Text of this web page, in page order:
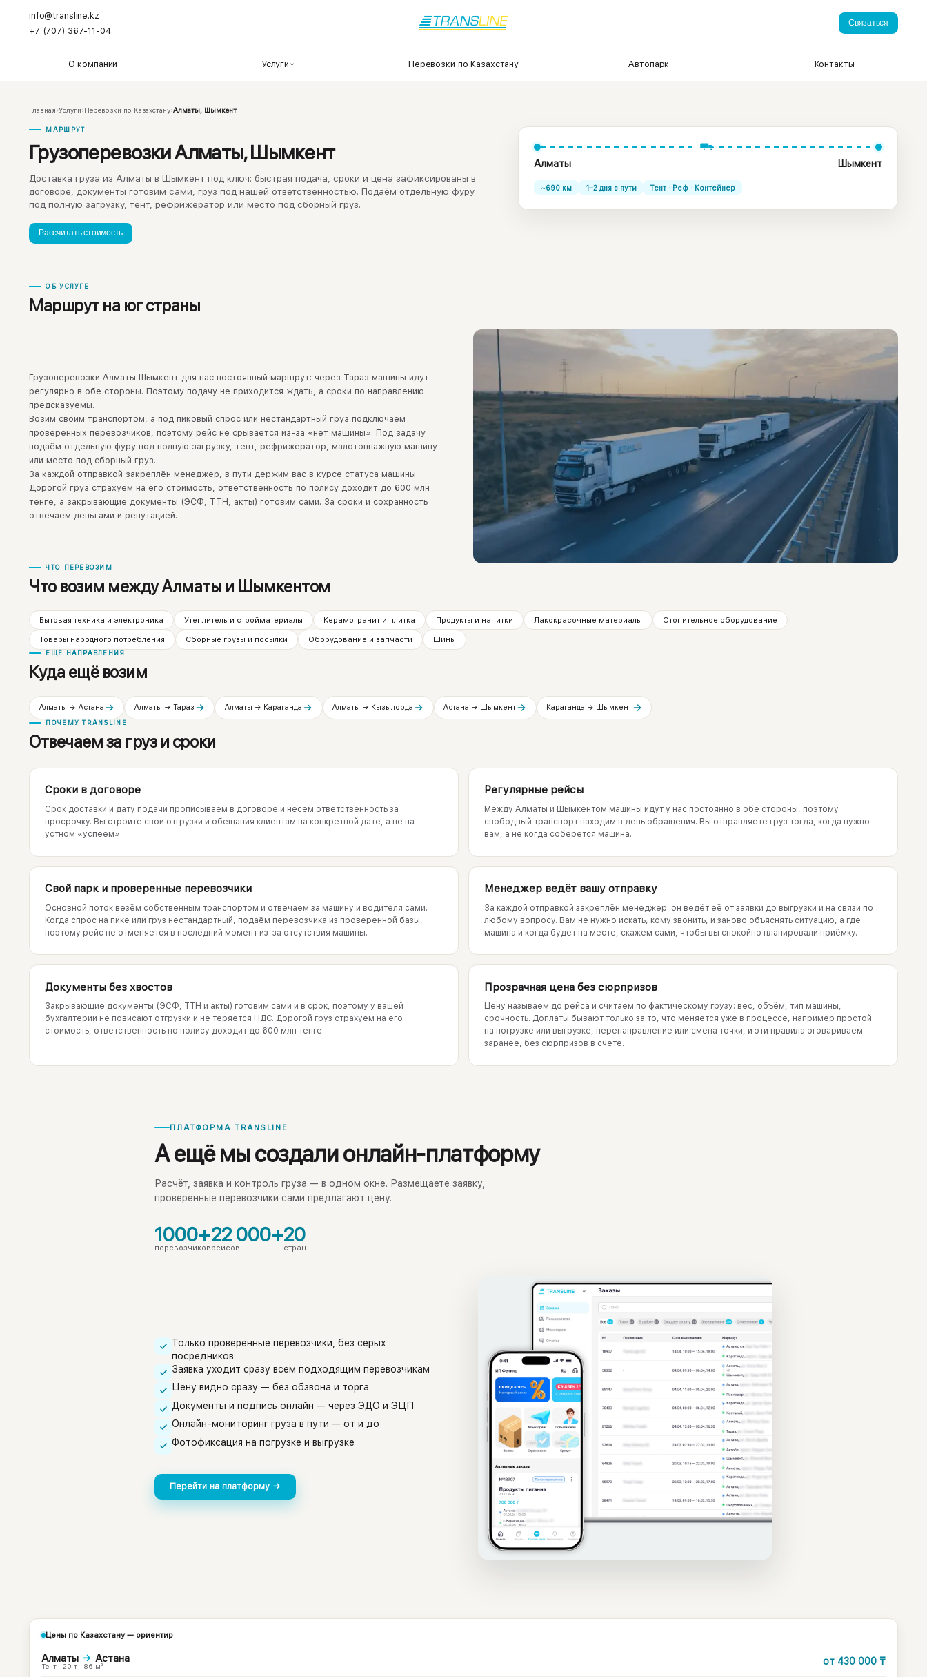
info@transline.kz
+7 (707) 367-11-04
Связаться
О компании Услуги Перевозки по Казахстану Автопарк Контакты
Главная›Услуги›Перевозки по Казахстану›Алматы, Шымкент
МАРШРУТ
Грузоперевозки Алматы, Шымкент
Доставка груза из Алматы в Шымкент под ключ: быстрая подача, сроки и цена зафиксированы в
договоре, документы готовим сами, груз под нашей ответственностью. Подаём отдельную фуру
под полную загрузку, тент, рефрижератор или место под сборный груз.
Рассчитать стоимость
Алматы Шымкент
~690км 1–2 дняв пути Тент · Реф · Контейнер
ОБ УСЛУГЕ
Маршрут на юг страны
Грузоперевозки Алматы Шымкент для нас постоянный маршрут: через Тараз машины идут
регулярно в обе стороны. Поэтому подачу не приходится ждать, а сроки по направлению
предсказуемы.
Возим своим транспортом, а под пиковый спрос или нестандартный груз подключаем
проверенных перевозчиков, поэтому рейс не срывается из-за «нет машины». Под задачу
подаём отдельную фуру под полную загрузку, тент, рефрижератор, малотоннажную машину
или место под сборный груз.
За каждой отправкой закреплён менеджер, в пути держим вас в курсе статуса машины.
Дорогой груз страхуем на его стоимость, ответственность по полису доходит до 600 млн
тенге, а закрывающие документы (ЭСФ, ТТН, акты) готовим сами. За сроки и сохранность
отвечаем деньгами и репутацией.
ЧТО ПЕРЕВОЗИМ
Что возим между Алматы и Шымкентом
Бытовая техника и электроника Утеплитель и стройматериалы Керамогранит и плитка Продукты и напитки Лакокрасочные материалы Отопительное оборудование
Товары народного потребления Сборные грузы и посылки Оборудование и запчасти Шины
ЕЩЁ НАПРАВЛЕНИЯ
Куда ещё возим
Алматы → Астана Алматы → Тараз Алматы → Караганда Алматы → Кызылорда Астана → Шымкент Караганда → Шымкент
ПОЧЕМУ TRANSLINE
Отвечаем за груз и сроки
Сроки в договоре
Срок доставки и дату подачи прописываем в договоре и несём ответственность за
просрочку. Вы строите свои отгрузки и обещания клиентам на конкретной дате, а не на
устном «успеем».
Регулярные рейсы
Между Алматы и Шымкентом машины идут у нас постоянно в обе стороны, поэтому
свободный транспорт находим в день обращения. Вы отправляете груз тогда, когда нужно
вам, а не когда соберётся машина.
Свой парк и проверенные перевозчики
Основной поток везём собственным транспортом и отвечаем за машину и водителя сами.
Когда спрос на пике или груз нестандартный, подаём перевозчика из проверенной базы,
поэтому рейс не отменяется в последний момент из-за отсутствия машины.
Менеджер ведёт вашу отправку
За каждой отправкой закреплён менеджер: он ведёт её от заявки до выгрузки и на связи по
любому вопросу. Вам не нужно искать, кому звонить, и заново объяснять ситуацию, а где
машина и когда будет на месте, скажем сами, чтобы вы спокойно планировали приёмку.
Документы без хвостов
Закрывающие документы (ЭСФ, ТТН и акты) готовим сами и в срок, поэтому у вашей
бухгалтерии не повисают отгрузки и не теряется НДС. Дорогой груз страхуем на его
стоимость, ответственность по полису доходит до 600 млн тенге.
Прозрачная цена без сюрпризов
Цену называем до рейса и считаем по фактическому грузу: вес, объём, тип машины,
срочность. Доплаты бывают только за то, что меняется уже в процессе, например простой
на погрузке или выгрузке, перенаправление или смена точки, и эти правила оговариваем
заранее, без сюрпризов в счёте.
ПЛАТФОРМА TRANSLINE
А ещё мы создали онлайн-платформу
Расчёт, заявка и контроль груза — в одном окне. Размещаете заявку,
проверенные перевозчики сами предлагают цену.
1000+
перевозчиков
22 000+
рейсов
20
стран
Только проверенные перевозчики, без серых
посредников
Заявка уходит сразу всем подходящим перевозчикам
Цену видно сразу — без обзвона и торга
Документы и подпись онлайн — через ЭДО и ЭЦП
Онлайн-мониторинг груза в пути — от и до
Фотофиксация на погрузке и выгрузке
Перейти на платформу →
Цены по Казахстану — ориентир
Алматы → Астана
Тент · 20 т · 86 м³ от 430 000 ₸